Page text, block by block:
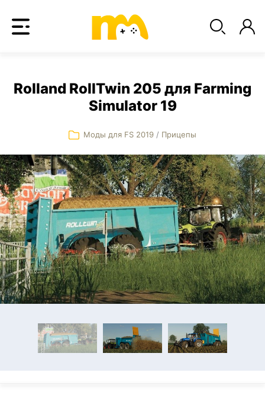
Rolland RollTwin 205 для Farming
Simulator 19
Моды для FS 2019 / Прицепы